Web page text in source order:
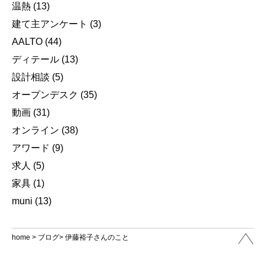
温熱 (13)
建て主アンケート (3)
AALTO (44)
ディテール (13)
設計相談 (5)
オープンデスク (35)
動画 (31)
オンライン (38)
アワード (9)
求人 (5)
家具 (1)
muni (13)
home > ブログ> 伊藤裕子さんのこと